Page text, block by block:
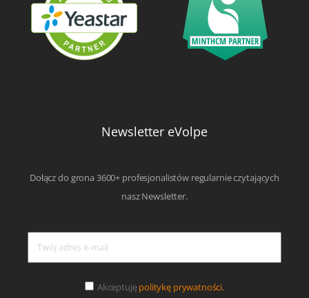
Newsletter eVolpe
Dołącz do grona 3600+ profesjonalistów regularnie czytających
nasz Newsletter.
Akceptujępolitykę prywatności.